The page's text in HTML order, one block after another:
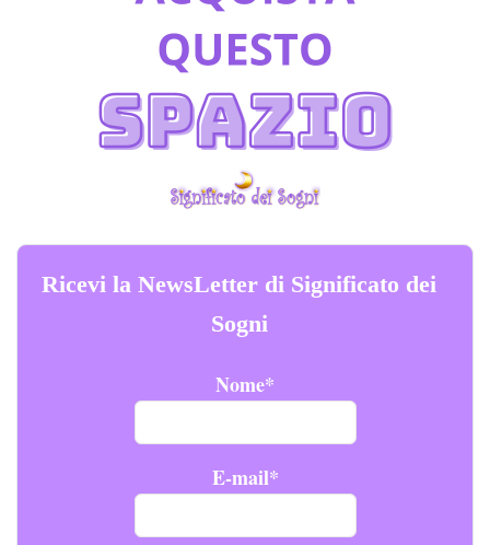
Ricevi la NewsLetter di Significato dei
Sogni
Nome*
E-mail*